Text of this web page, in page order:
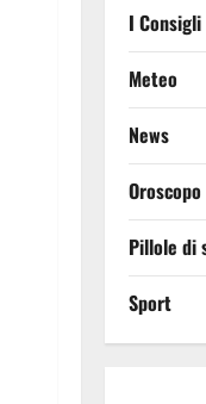
I
Meteo
News
Oroscopo
Pillole di
Sport